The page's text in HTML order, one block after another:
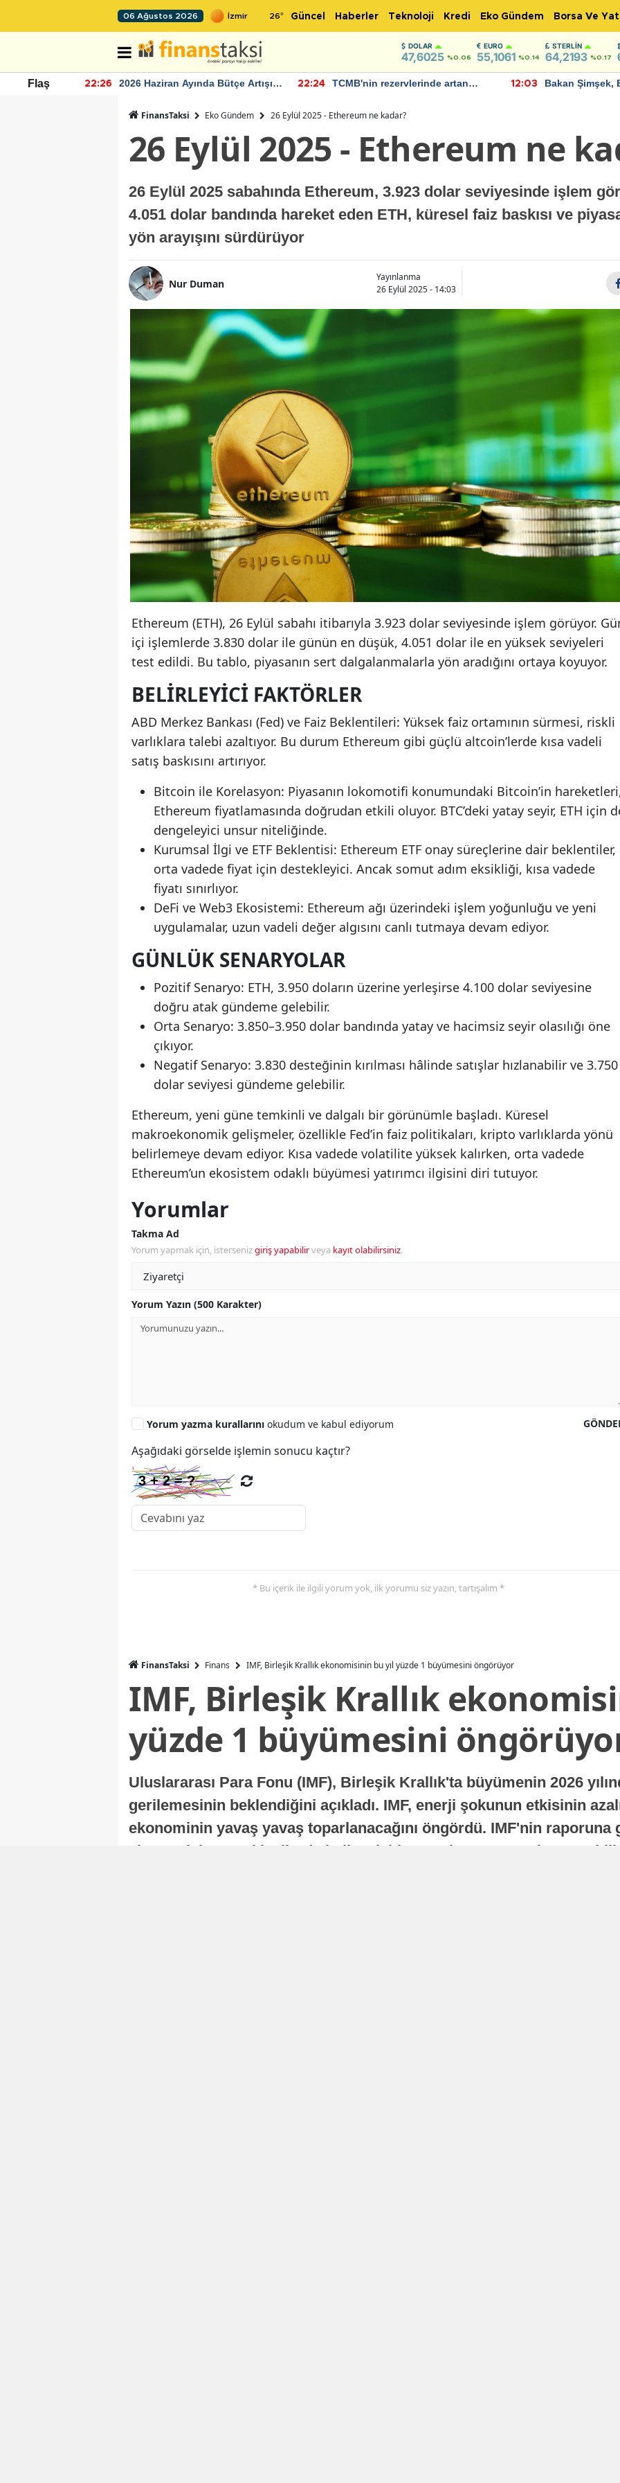
06 Ağustos 2026 26° Güncel Haberler Teknoloji Kredi Eko Gündem Borsa Ve
DOLAR
47,6025 %0.06
EURO
55,1061 %0.14
STERLIN
64,2193 %0.17
Flaş 22:26
2026 Haziran Ayında Bütçe Artışı
22:24
TCMB'nin rezervlerinde artan
12:03
Bakan Şimşek,
FinansTaksi Eko Gündem 26 Eylül 2025 - Ethereum ne kadar?
26 Eylül 2025 - Ethereum ne
26 Eylül 2025 sabahında Ethereum, 3.923 dolar seviyesinde işlem
4.051 dolar bandında hareket eden ETH, küresel faiz baskısı ve
yön arayışını sürdürüyor
Nur Duman
Yayınlanma
26 Eylül 2025 - 14:03
Ethereum (ETH), 26 Eylül sabahı itibarıyla 3.923 dolar seviyesinde işlem görüyor.
içi işlemlerde 3.830 dolar ile günün en düşük, 4.051 dolar ile en yüksek seviyeleri
test edildi. Bu tablo, piyasanın sert dalgalanmalarla yön aradığını ortaya koyuyor.
BELIRLEYICI FAKTÖRLER
ABD Merkez Bankası (Fed) ve Faiz Beklentileri: Yüksek faiz ortamının sürmesi, riskli
varlıklara talebi azaltıyor. Bu durum Ethereum gibi güçlü altcoin’lerde kısa vadeli
satış baskısını artırıyor.
Bitcoin ile Korelasyon: Piyasanın lokomotifi konumundaki Bitcoin’in
Ethereum fiyatlamasında doğrudan etkili oluyor. BTC’deki yatay seyir, ETH için
dengeleyici unsur niteliğinde.
Kurumsal İlgi ve ETF Beklentisi: Ethereum ETF onay süreçlerine dair beklentiler,
orta vadede fiyat için destekleyici. Ancak somut adım eksikliği, kısa vadede
fiyatı sınırlıyor.
DeFi ve Web3 Ekosistemi: Ethereum ağı üzerindeki işlem yoğunluğu ve yeni
uygulamalar, uzun vadeli değer algısını canlı tutmaya devam ediyor.
GÜNLÜK SENARYOLAR
Pozitif Senaryo: ETH, 3.950 doların üzerine yerleşirse 4.100 dolar seviyesine
doğru atak gündeme gelebilir.
Orta Senaryo: 3.850–3.950 dolar bandında yatay ve hacimsiz seyir olasılığı öne
çıkıyor.
Negatif Senaryo: 3.830 desteğinin kırılması hâlinde satışlar hızlanabilir ve 3.750
dolar seviyesi gündeme gelebilir.
Ethereum, yeni güne temkinli ve dalgalı bir görünümle başladı. Küresel
makroekonomik gelişmeler, özellikle Fed’in faiz politikaları, kripto varlıklarda yönü
belirlemeye devam ediyor. Kısa vadede volatilite yüksek kalırken, orta vadede
Ethereum’un ekosistem odaklı büyümesi yatırımcı ilgisini diri tutuyor.
Yorumlar
Takma Ad
Yorum yapmak için, istersenizgiriş yapabilirveya kayıt olabilirsiniz.
Yorum Yazın (500 Karakter)
Yorum yazma kurallarını okudum ve kabul ediyorum
Aşağıdaki görselde işlemin sonucu kaçtır?
* Bu içerik ile ilgili yorum yok, ilk yorumu siz yazın, tartışalım *
FinansTaksi Finans IMF, Birleşik Krallık ekonomisinin bu yıl yüzde 1 büyümesini öngörüyor
IMF, Birleşik Krallık
yüzde 1 büyümesini
Uluslararası Para Fonu (IMF), Birleşik Krallık'ta büyümenin 2026
gerilemesinin beklendiğini açıkladı. IMF, enerji şokunun etkisinin
ekonominin yavaş yavaş toparlanacağını öngördü. IMF'nin raporuna
ekonomisi, sonraki yıllarda istikrarlı bir toparlanma süreci